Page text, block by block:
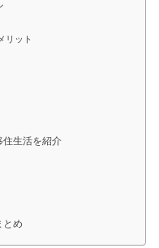
リット
住生活を紹介
とめ